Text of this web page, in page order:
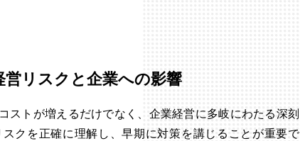
リスクと企業への影響
ストが増えるだけでなく、企業経営に多岐にわたる深刻
クを正確に理解し、早期に対策を講じることが重要で